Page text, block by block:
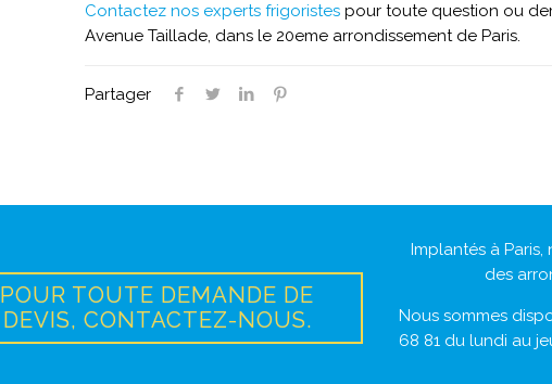
Contactez nos experts frigoristes pour toute question ou
Avenue Taillade, dans le 20eme arrondissement de Paris.
Partager
POUR TOUTE DEMANDE DE
DEVIS, CONTACTEZ-NOUS.
Implantés à Paris,
des
Nous sommes
68 81 du lundi au